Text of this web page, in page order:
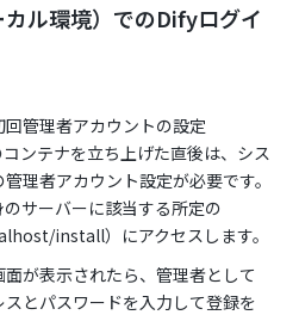
ル環境）でのDifyログイ
管理者アカウントの設定
ンテナを立ち上げた直後は、シス
理者アカウント設定が必要です。
サーバーに該当する所定の
install）にアクセスします。
が表示されたら、管理者として
とパスワードを入力して登録を